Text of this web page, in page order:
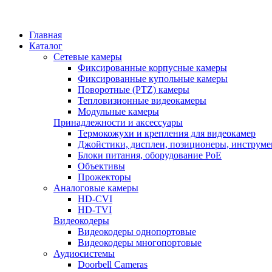
Главная
Каталог
Сетевые камеры
Фиксированные корпусные камеры
Фиксированные купольные камеры
Поворотные (PTZ) камеры
Тепловизионные видеокамеры
Модульные камеры
Принадлежности и аксессуары
Термокожухи и крепления для видеокамер
Джойстики, дисплеи, позиционеры,
Блоки питания, оборудование PoE
Объективы
Прожекторы
Аналоговые камеры
HD-CVI
HD-TVI
Видеокодеры
Видеокодеры однопортовые
Видеокодеры многопортовые
Аудиосистемы
Doorbell Cameras